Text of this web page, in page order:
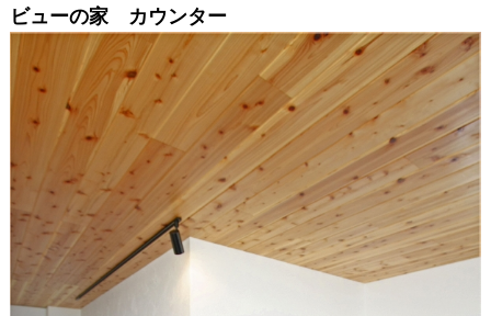
ビューの家 カウンター